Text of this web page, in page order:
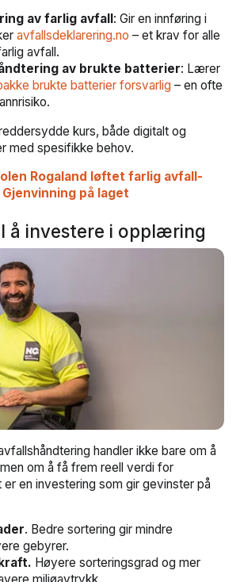
av farlig avfall: Gir en innføring i
avfallsdeklarering.no – et krav for alle
avfall.
av brukte batterier: Lærer
brukte batterier forsvarlig – en ofte
kurs, både digitalt og
med spesifikke behov.
Rogaland løftet farlig avfall-
på laget
å investere i opplæring
handler ikke bare om å
om å få frem reell verdi for
en investering som gir gevinster på
. Bedre sortering gir mindre
gebyrer.
Høyere sorteringsgrad og mer